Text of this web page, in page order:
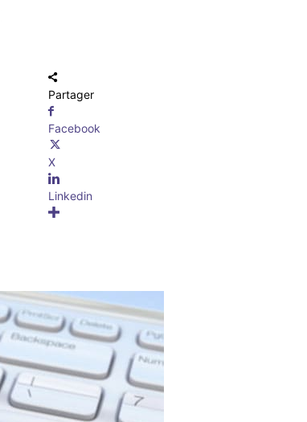
Partager
Facebook
X
Linkedin